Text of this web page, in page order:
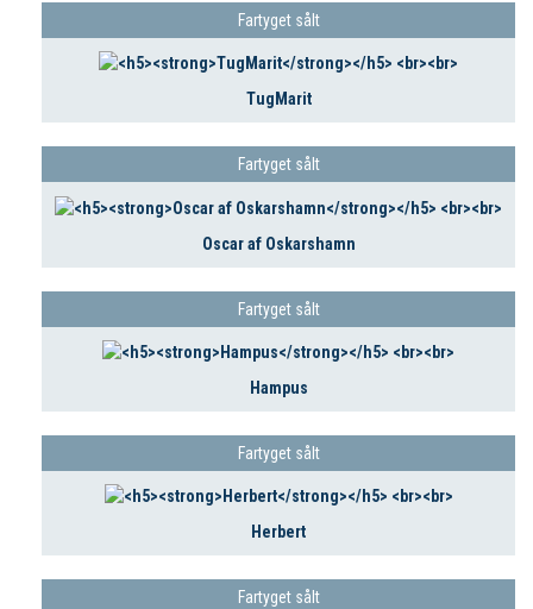
Fartyget sålt
TugMarit
Fartyget sålt
Oscar af Oskarshamn
Fartyget sålt
Hampus
Fartyget sålt
Herbert
Fartyget sålt